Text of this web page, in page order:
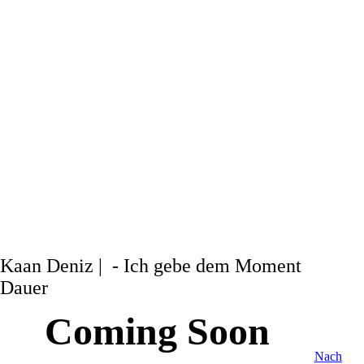
Kaan Deniz | - Ich gebe dem Moment
Dauer
Coming Soon
Nach